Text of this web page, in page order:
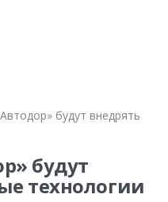
будут внедрять
будут
технологии